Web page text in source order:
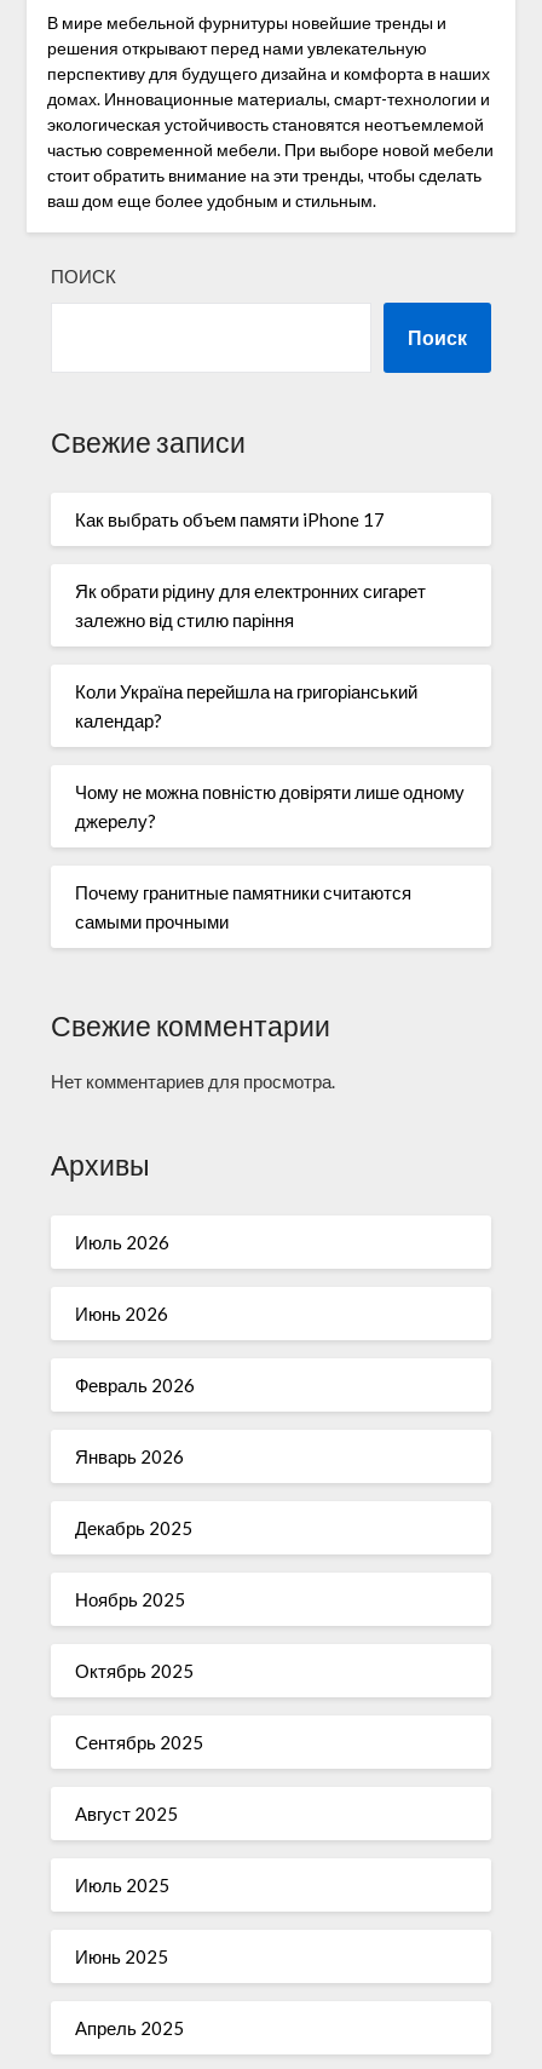
В мире мебельной фурнитуры новейшие тренды и
решения открывают перед нами увлекательную
перспективу для будущего дизайна и комфорта в наших
домах. Инновационные материалы, смарт-технологии и
экологическая устойчивость становятся неотъемлемой
частью современной мебели. При выборе новой мебели
стоит обратить внимание на эти тренды, чтобы сделать
ваш дом еще более удобным и стильным.
ПОИСК
Поиск
Свежие записи
Как выбрать объем памяти iPhone 17
Як обрати рідину для електронних сигарет
залежно від стилю паріння
Коли Україна перейшла на григоріанський
календар?
Чому не можна повністю довіряти лише одному
джерелу?
Почему гранитные памятники считаются
самыми прочными
Свежие комментарии
Нет комментариев для просмотра.
Архивы
Июль 2026
Июнь 2026
Февраль 2026
Январь 2026
Декабрь 2025
Ноябрь 2025
Октябрь 2025
Сентябрь 2025
Август 2025
Июль 2025
Июнь 2025
Апрель 2025